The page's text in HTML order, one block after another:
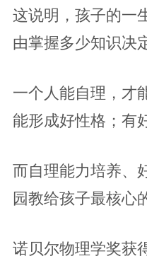
这说明，孩子的一
由掌握多少知识决
一个人能自理，才
能形成好性格；有
而自理能力培养、
园教给孩子最核心
诺贝尔物理学奖获